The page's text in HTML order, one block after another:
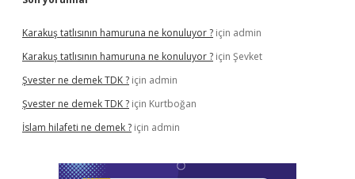
Karakuş tatlısının hamuruna ne konuluyor ? için admin
Karakuş tatlısının hamuruna ne konuluyor ? için Şevket
Şvester ne demek TDK ? için admin
Şvester ne demek TDK ? için Kurtboğan
İslam hilafeti ne demek ? için admin